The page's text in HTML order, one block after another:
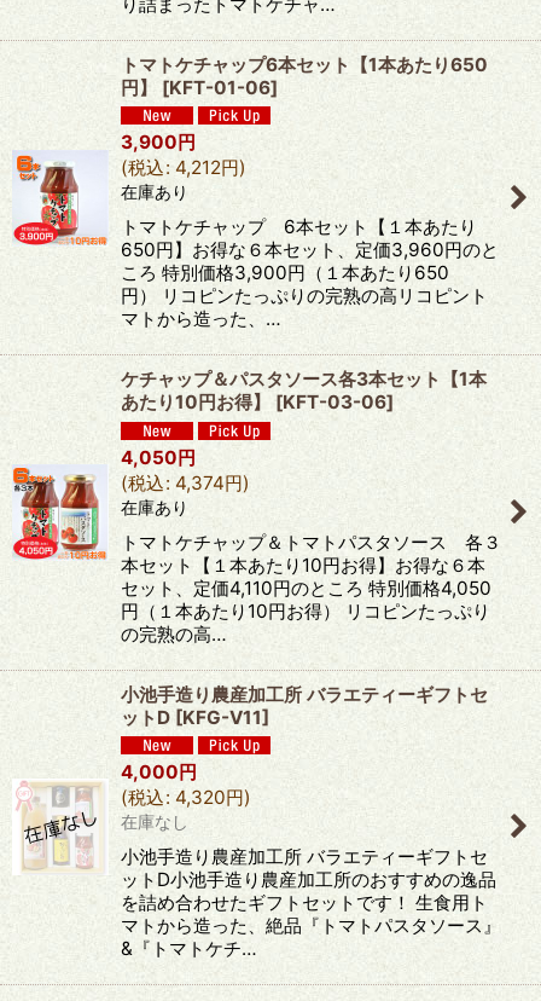
トマトケチャップ6本セット【1本あたり650
円】
[KFT-01-06]
3,900 円
(税込: 4,212円)
在庫あり
トマトケチャップ 6本セット【１本あたり
650円】お得な６本セット、定価3,960円のと
ころ 特別価格3,900円（１本あたり650
円） リコピンたっぷりの完熟の高リコピント
マトから造った、…
ケチャップ＆パスタソース各3本セット【1本
あたり10円お得】
[KFT-03-06]
4,050円
(税込: 4,374円)
在庫あり
トマトケチャップ＆トマトパスタソース 各３
本セット【１本あたり10円お得】お得な６本
セット、定価4,110円のところ 特別価格4,050
円（１本あたり10円お得） リコピンたっぷり
の完熟の高…
小池手造り農産加工所 バラエティーギフトセ
ットD [KFG-V11]
4,000円
(税込: 4,320円)
在庫なし
小池手造り農産加工所 バラエティーギフトセ
ットD小池手造り農産加工所のおすすめの逸品
を詰め合わせたギフトセットです！ 生食用ト
マトから造った、絶品『トマトパスタソース』
&『トマトケチ…